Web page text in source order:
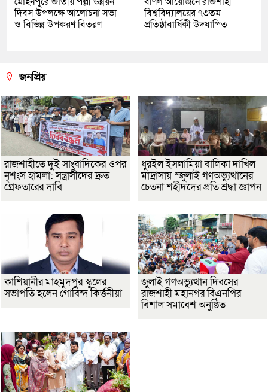
দিবস উপলক্ষে আলোচনা সভা
ও বিভিন্ন উপকরণ বিতরণ
বিশ্ববিদ্যালয়ের ৭৩তম
প্রতিষ্ঠাবার্ষিকী উদযাপিত
জনপ্রিয়
রাজশাহীতে দুই সাংবাদিকের ওপর
নৃশংস হামলা: সন্ত্রাসীদের দ্রুত
গ্রেফতারের দাবি
ধুরইল ইসলামিয়া বালিকা দাখিল
মাদ্রাসায় “জুলাই গণঅভ্যুত্থানের
চেতনা শহীদদের প্রতি শ্রদ্ধা জ্ঞাপন
কাশিয়ানীর মাহমুদপুর স্কুলের
সভাপতি হলেন গোবিন্দ কির্ত্তনীয়া
জুলাই গণঅভ্যুত্থান দিবসের
রাজশাহী মহানগর বিএনপির
বিশাল সমাবেশ অনুষ্ঠিত